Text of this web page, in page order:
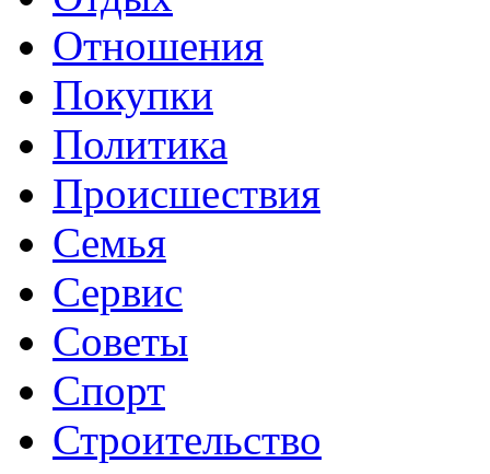
Отношения
Покупки
Политика
Происшествия
Семья
Сервис
Советы
Спорт
Строительство